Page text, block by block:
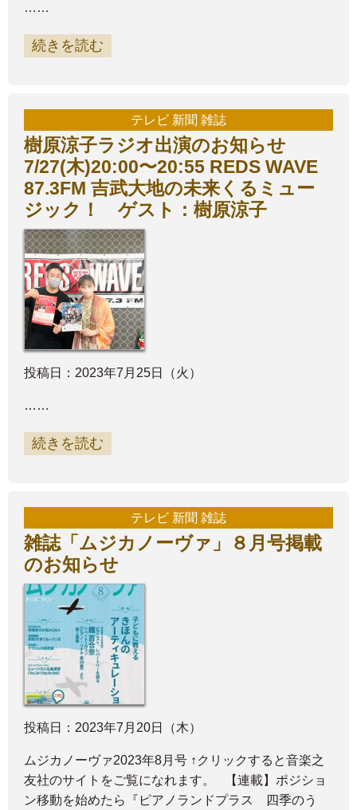
……
続きを読む
テレビ 新聞 雑誌
樹原涼子ラジオ出演のお知らせ
7/27(木)20:00〜20:55 REDS WAVE
87.3FM 吉武大地の未来くるミュー
ジック！ ゲスト：樹原涼子
投稿日：2023年7月25日（火）
……
続きを読む
テレビ 新聞 雑誌
雑誌「ムジカノーヴァ」８月号掲載
のお知らせ
投稿日：2023年7月20日（木）
ムジカノーヴァ2023年8月号 ↑クリックすると音楽之
友社のサイトをご覧になれます。 【連載】ポジショ
ン移動を始めたら『ピアノランドプラス 四季のう